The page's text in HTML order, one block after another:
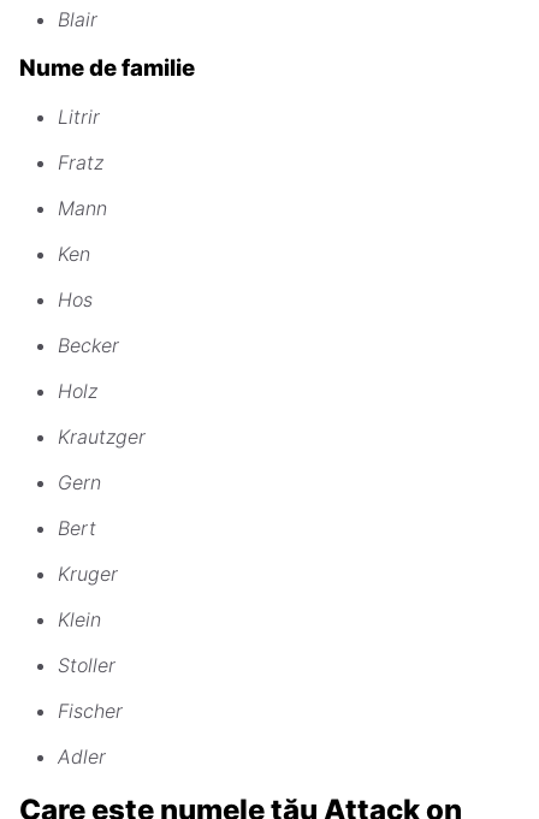
Blair
Nume de familie
Litrir
Fratz
Mann
Ken
Hos
Becker
Holz
Krautzger
Gern
Bert
Kruger
Klein
Stoller
Fischer
Adler
Care este numele tău Attack on